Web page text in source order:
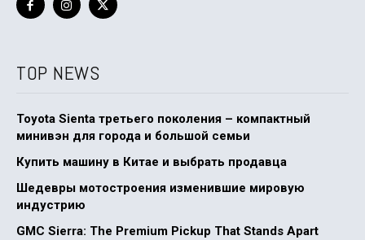
TOP NEWS
Toyota Sienta третьего поколения – компактный
минивэн для города и большой семьи
Купить машину в Китае и выбрать продавца
Шедевры мотостроения изменившие мировую
индустрию
GMC Sierra: The Premium Pickup That Stands Apart